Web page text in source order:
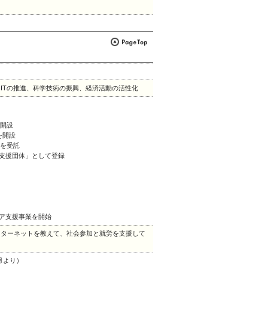
の推進、科学技術の振興、経済活動の活性化
設
開設
受託
援団体」として登録
支援事業を開始
ーネットを教えて、社会参加と就労を支援して
り）